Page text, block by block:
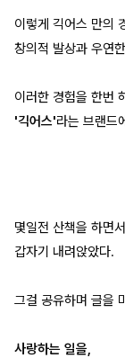
이렇게 긱어스 만의
창의적 발상과 우연
이러한 경험을 한번
'긱어스'라는 브랜드
몇일전 산책을 하면
갑자기 내려앉았다.
그걸 공유하며 글을
사랑하는 일을,